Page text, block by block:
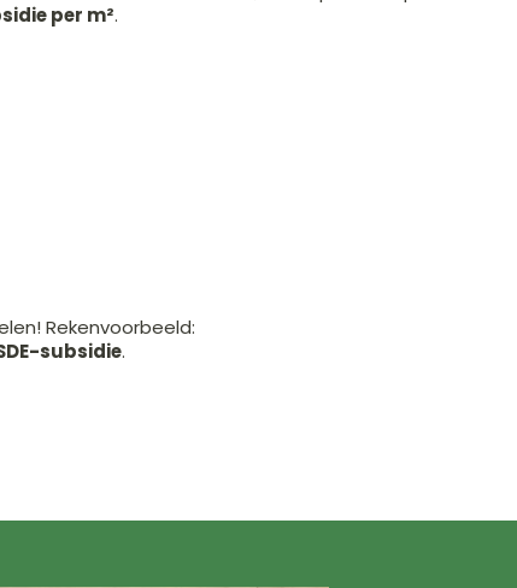
per m².
Rekenvoorbeeld:
subsidie.